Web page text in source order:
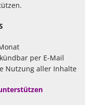
per E-Mail
Nutzung aller Inhalte